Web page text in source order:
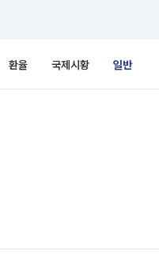
환율 국제시황 일반